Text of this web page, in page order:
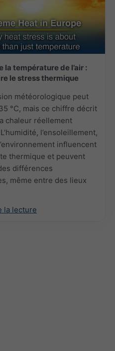
la température de l’air :
le stress thermique
météorologique peut
°C, mais ce chiffre décrit
chaleur réellement
l’ensoleillement,
influencent
thermique et peuvent
différences
même entre des lieux
la lecture